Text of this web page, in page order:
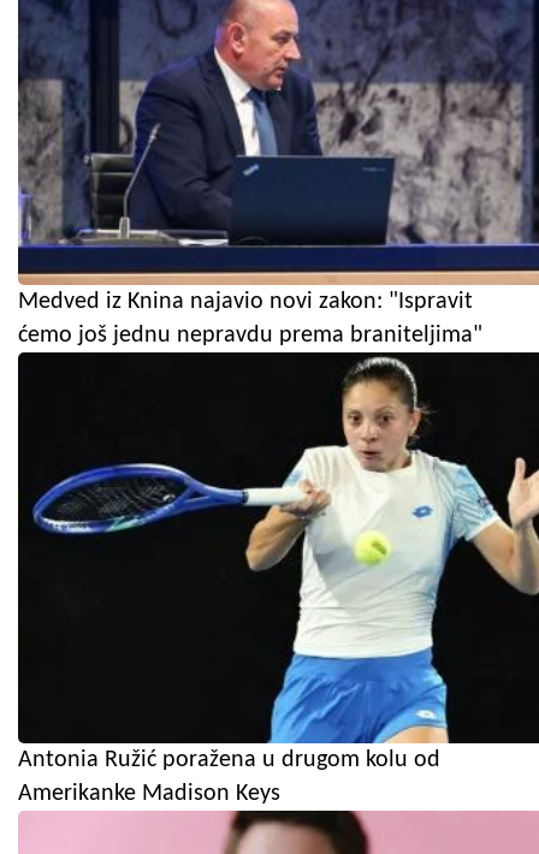
Medved iz Knina najavio novi zakon: "Ispravit
ćemo još jednu nepravdu prema braniteljima"
Antonia Ružić poražena u drugom kolu od
Amerikanke Madison Keys